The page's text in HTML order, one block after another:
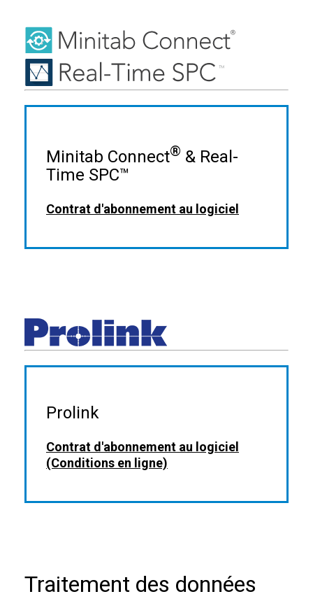
Minitab Connect® & Real-
Time SPC™
Contrat d'abonnement au logiciel
Prolink
Contrat d'abonnement au logiciel
(Conditions en ligne)
Traitement des données